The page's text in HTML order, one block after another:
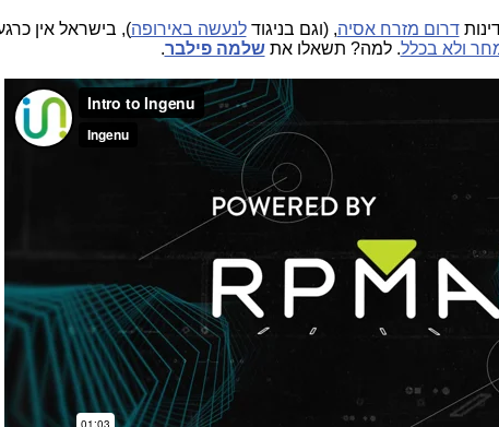
דרום מזרח אסיה, (וגם בניגודלנעשה באירופה), בישראל אין
ולא בכלל. למה? תשאלו אתשלמה פילבר.